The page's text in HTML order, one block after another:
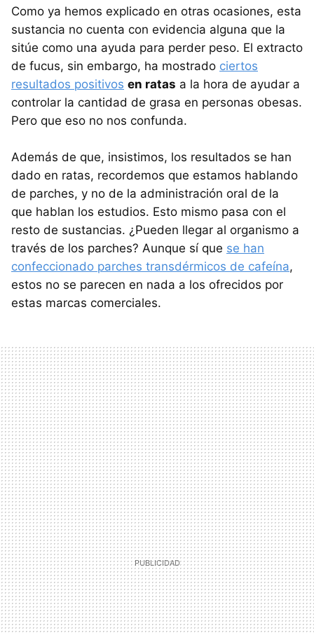
Como ya hemos explicado en otras ocasiones, esta
sustancia no cuenta con evidencia alguna que la
sitúe como una ayuda para perder peso. El extracto
de fucus, sin embargo, ha mostrado ciertos
resultados positivos en ratas a la hora de ayudar a
controlar la cantidad de grasa en personas obesas.
Pero que eso no nos confunda.
Además de que, insistimos, los resultados se han
dado en ratas, recordemos que estamos hablando
de parches, y no de la administración oral de la
que hablan los estudios. Esto mismo pasa con el
resto de sustancias. ¿Pueden llegar al organismo a
través de los parches? Aunque sí que se han
confeccionado parches transdérmicos de cafeína,
estos no se parecen en nada a los ofrecidos por
estas marcas comerciales.